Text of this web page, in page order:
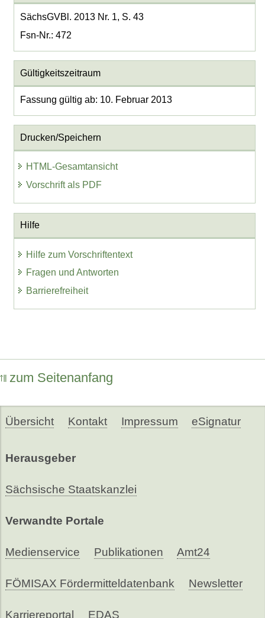
SächsGVBl. 2013 Nr. 1, S. 43
Fsn-Nr.: 472
Gültigkeitszeitraum
Fassung gültig ab: 10. Februar 2013
Drucken/Speichern
HTML-Gesamtansicht
Vorschrift als PDF
Hilfe
Hilfe zum Vorschriftentext
Fragen und Antworten
Barrierefreiheit
zum Seitenanfang
Übersicht Kontakt Impressum eSignatur
Herausgeber
Sächsische Staatskanzlei
Verwandte Portale
Medienservice Publikationen Amt24
FÖMISAX Fördermitteldatenbank Newsletter
Karriereportal EDAS